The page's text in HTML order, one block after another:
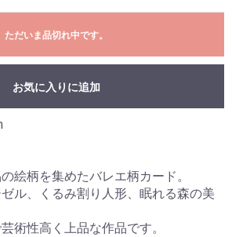
ただいま品切れ中です。
お気に入りに追加
絵柄を集めたバレエ柄カード。
ゼル、くるみ割り人形、眠れる森の美
術性高く上品な作品です。